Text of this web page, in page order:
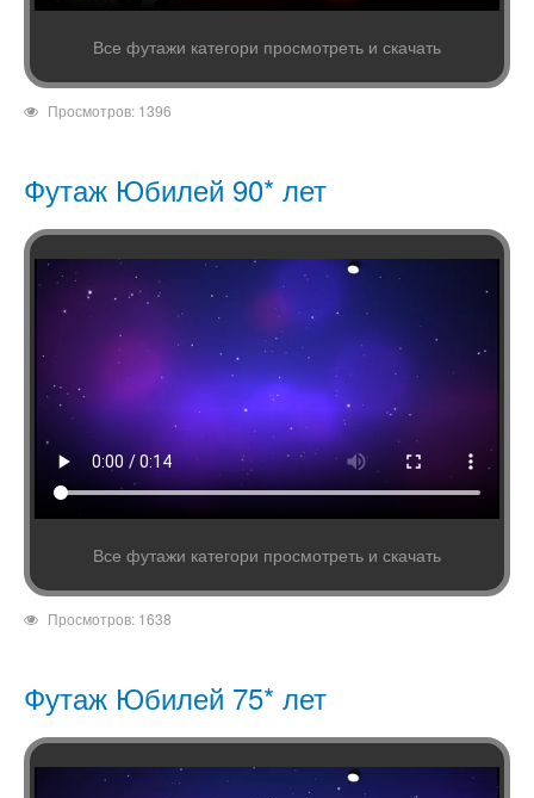
Все футажи категори просмотреть и скачать
Просмотров: 1396
Футаж Юбилей 90* лет
Все футажи категори просмотреть и скачать
Просмотров: 1638
Футаж Юбилей 75* лет